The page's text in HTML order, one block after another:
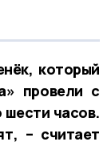
который
провели с
часов.
– считает